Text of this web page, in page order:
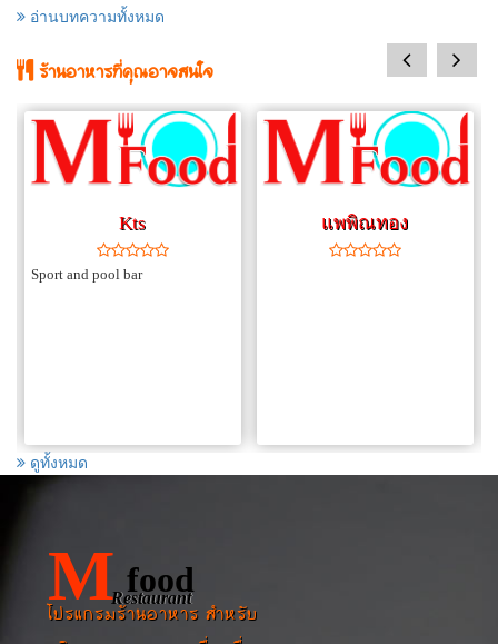
อ่านบทความทั้งหมด
ร้านอาหารที่คุณอาจสนใจ
แพพิณทอง 7th Heaven's
prev next
ดูทั้งหมด
M food
Restaurant
โปรแกรมร้านอาหาร สำหรับ